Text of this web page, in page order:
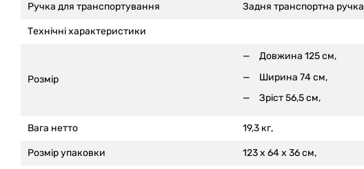
Ручка для транспортування Задня транспортна ручка
Технічні характеристики
Розмір
Довжина 125 см,
Ширина 74 см,
Зріст 56,5 см,
Вага нетто 19,3 кг,
Розмір упаковки 123 x 64 x 36 см,